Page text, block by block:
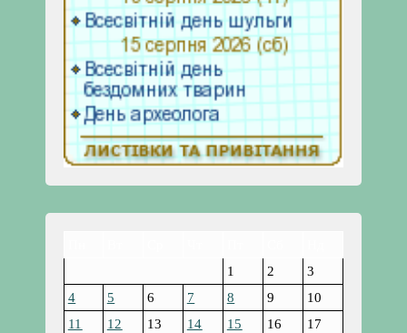
1
2
3
4
5 6 7 8 9
10
11
12 13 14 15 16
17